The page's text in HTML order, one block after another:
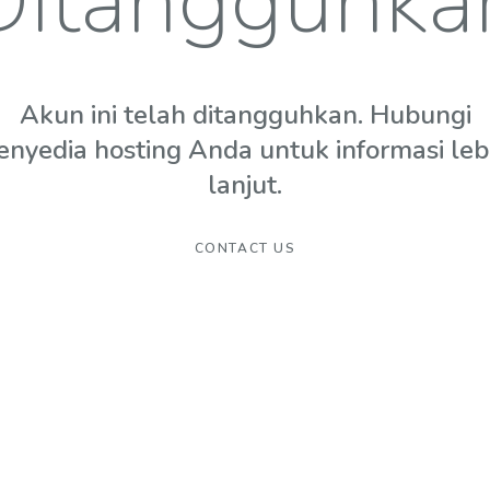
Akun ini telah ditangguhkan. Hubungi
hosting Anda untuk informasi
lanjut.
CONTACT US